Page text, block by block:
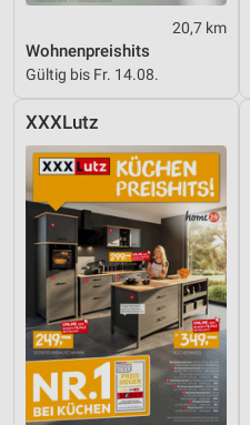
20,7 km
Wohnenpreishits
Gültig bis Fr. 14.08.
XXXLutz